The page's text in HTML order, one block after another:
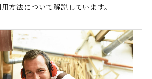
法について解説しています。